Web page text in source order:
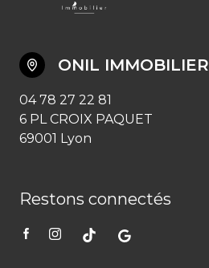
ONIL IMMOBILIER
04 78 27 22 81
6 PL CROIX PAQUET
69001 Lyon
Restons connectés